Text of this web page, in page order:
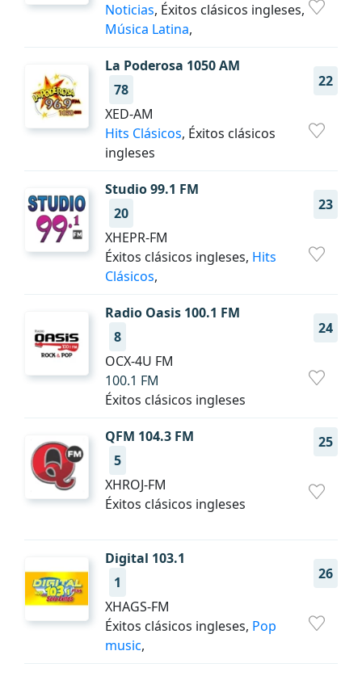
Noticias, Éxitos clásicos ingleses,
Música Latina,
La Poderosa 1050 AM
22
78
XED-AM
Hits Clásicos, Éxitos clásicos
ingleses
Studio 99.1 FM
23
20
XHEPR-FM
Éxitos clásicos ingleses, Hits
Clásicos,
Radio Oasis 100.1 FM
24
8
OCX-4U FM
100.1 FM
Éxitos clásicos ingleses
QFM 104.3 FM
25
5
XHROJ-FM
Éxitos clásicos ingleses
Digital 103.1
26
1
XHAGS-FM
Éxitos clásicos ingleses, Pop
music,